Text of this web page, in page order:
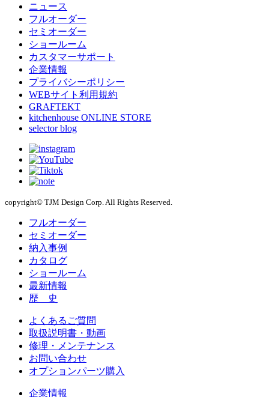
ニュース
フルオーダー
セミオーダー
ショールーム
カスタマーサポート
企業情報
プライバシーポリシー
WEBサイト利用規約
GRAFTEKT
kitchenhouse ONLINE STORE
selector blog
copyright© TJM Design Corp. All Rights Reserved.
フルオーダー
セミオーダー
納入事例
カタログ
ショールーム
最新情報
歴 史
よくあるご質問
取扱説明書・動画
修理・メンテナンス
お問い合わせ
オプションパーツ購入
企業情報